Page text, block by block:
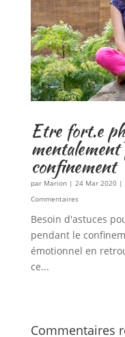
Etre fort.e
mentalement
confinement
par Marion| 24 Mar 2020|
Commentaires
Besoin d'astuces
pendant le
émotionnel en
ce...
Commentaires